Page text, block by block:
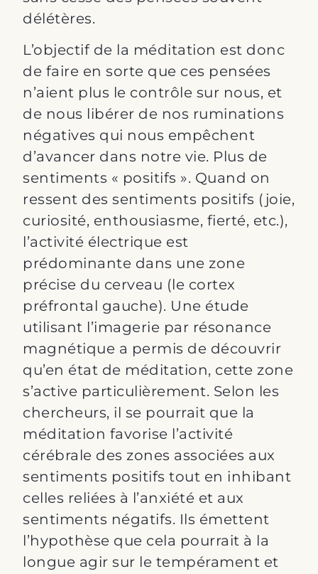
délétères.
L’objectif de la méditation est donc
de faire en sorte que ces pensées
n’aient plus le contrôle sur nous, et
de nous libérer de nos ruminations
négatives qui nous empêchent
d’avancer dans notre vie. Plus de
sentiments « positifs ». Quand on
ressent des sentiments positifs (joie,
curiosité, enthousiasme, fierté, etc.),
l’activité électrique est
prédominante dans une zone
précise du cerveau (le cortex
préfrontal gauche). Une étude
utilisant l’imagerie par résonance
magnétique a permis de découvrir
qu’en état de méditation, cette zone
s’active particulièrement. Selon les
chercheurs, il se pourrait que la
méditation favorise l’activité
cérébrale des zones associées aux
sentiments positifs tout en inhibant
celles reliées à l’anxiété et aux
sentiments négatifs. Ils émettent
l’hypothèse que cela pourrait à la
longue agir sur le tempérament et